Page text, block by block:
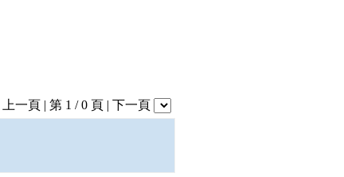
上一頁| 第 1 / 0 頁 | 下一頁